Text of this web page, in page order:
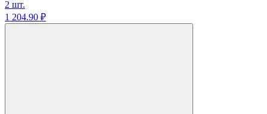
2 шт.
1 204.90 ₽